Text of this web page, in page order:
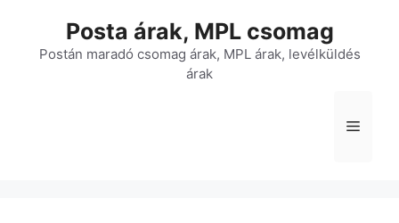
tartalomba
Posta árak, MPL csomag
Postán maradó csomag árak, MPL árak, levélküldés
árak
Menü